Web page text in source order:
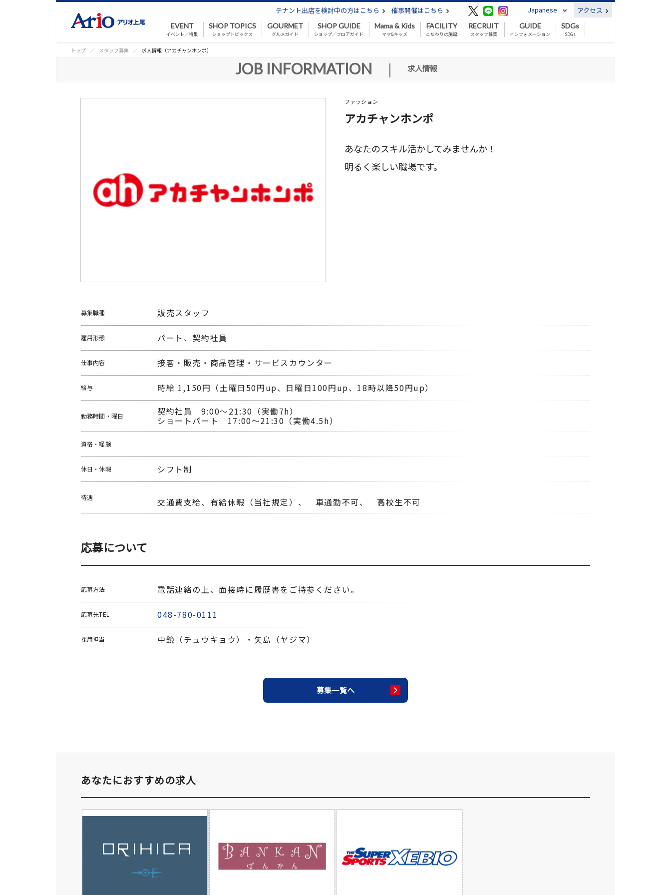
テナント出店を検討中の方はこちら 催事開催はこちら Japanese アクセス
EVENT
イベント／特集
SHOP TOPICS
ショップトピックス
GOURMET
グルメガイド
SHOP GUIDE
ショップ／フロアガイド
Mama & Kids
ママ&キッズ
FACILITY
こだわりの施設
RECRUIT
スタッフ募集
GUIDE
インフォメーション
SDGs
SDGs
トップ スタッフ募集 求人情報（アカチャンホンポ）
JOB INFORMATION | 求人情報
ファッション
アカチャンホンポ
あなたのスキル活かしてみませんか！
明るく楽しい職場です。
募集職種 販売スタッフ
雇用形態 パート、契約社員
仕事内容 接客・販売・商品管理・サービスカウンター
給与 時給 1,150円（土曜日50円up、日曜日100円up、18時以降50円up）
勤務時間 ・曜日 契約社員　9:00～21:30（実働7h）
ショートパート　17:00～21:30（実働4.5h）
資格・経験
休日・休暇 シフト制
待遇 交通費支給、有給休暇（当社規定）、　車通勤不可、　高校生不可
応募について
応募方法 電話連絡の上、面接時に履歴書をご持参ください。
応募先TEL 048-780-0111
採用担当 中鏡（チュウキョウ）・矢島（ヤジマ）
募集一覧へ
あなたにおすすめの求人